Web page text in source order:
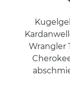
Wrangler